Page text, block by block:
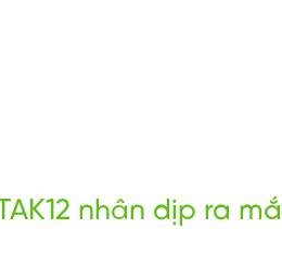
nhân dịp ra